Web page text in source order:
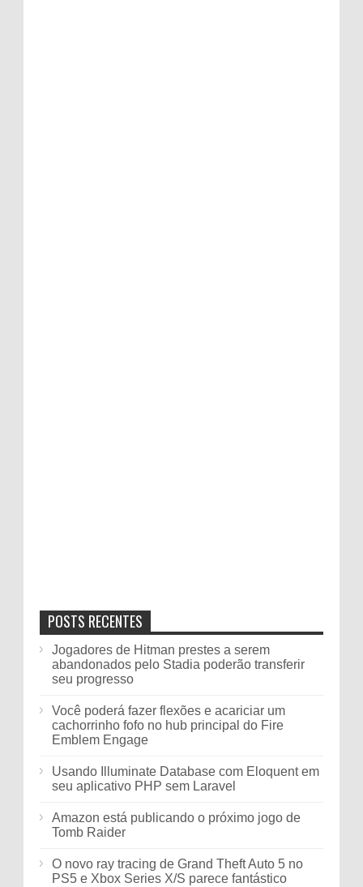
POSTS RECENTES
Jogadores de Hitman prestes a serem
abandonados pelo Stadia poderão transferir
seu progresso
Você poderá fazer flexões e acariciar um
cachorrinho fofo no hub principal do Fire
Emblem Engage
Usando Illuminate Database com Eloquent em
seu aplicativo PHP sem Laravel
Amazon está publicando o próximo jogo de
Tomb Raider
O novo ray tracing de Grand Theft Auto 5 no
PS5 e Xbox Series X/S parece fantástico